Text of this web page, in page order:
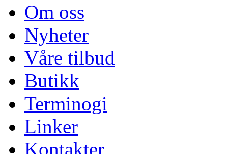
Om oss
Nyheter
Våre tilbud
Butikk
Terminogi
Linker
Kontakter